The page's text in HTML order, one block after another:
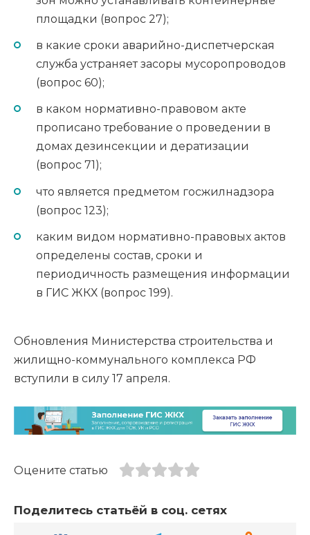
площадки (вопрос 27);
в какие сроки аварийно-диспетчерская
служба устраняет засоры мусоропроводов
(вопрос 60);
в каком нормативно-правовом акте
прописано требование о проведении в
домах дезинсекции и дератизации
(вопрос 71);
что является предметом госжилнадзора
(вопрос 123);
каким видом нормативно-правовых актов
определены состав, сроки и
периодичность размещения информации
в ГИС ЖКХ (вопрос 199).
Обновления Министерства строительства и
жилищно-коммунального комплекса РФ
вступили в силу 17 апреля.
Оцените статью
Поделитесь статьёй в соц. сетях